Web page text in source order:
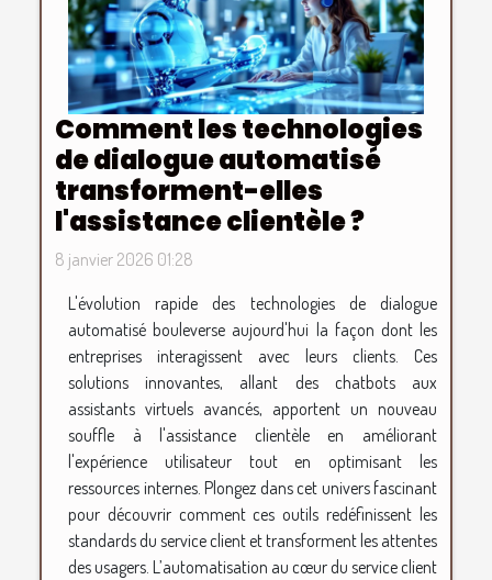
Comment les technologies
de dialogue automatisé
transforment-elles
l'assistance clientèle ?
8 janvier 2026 01:28
L'évolution rapide des technologies de dialogue
automatisé bouleverse aujourd'hui la façon dont les
entreprises interagissent avec leurs clients. Ces
solutions innovantes, allant des chatbots aux
assistants virtuels avancés, apportent un nouveau
souffle à l'assistance clientèle en améliorant
l'expérience utilisateur tout en optimisant les
ressources internes. Plongez dans cet univers fascinant
pour découvrir comment ces outils redéfinissent les
standards du service client et transforment les attentes
des usagers. L’automatisation au cœur du service client